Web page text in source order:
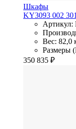
Шкафы
KY3093 002 301
Артикул:
Вес: 82,0
Размеры
350 835 ₽